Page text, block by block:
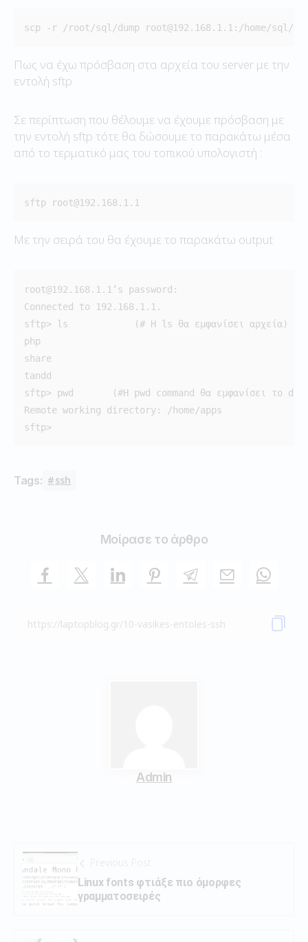
scp -r /root/sql/dump root@192.168.1.1:/home/sql/
Πως να έχω πρόσβαση στα αρχεία του server με την
εντολή sftp
Σε περίπτωση που θέλουμε να έχουμε πρόσβαση με
την εντολή sftp τότε θα δώσουμε το παρακάτω μέσα
από το τερματικό μας του τοπικού υπολογιστή :
sftp root@192.168.1.1
Με την σειρά του θα έχουμε το παρακάτω output
root@192.168.1.1’s password:
Connected to 192.168.1.1.
sftp> ls            (# Η ls θα εμφανίσει αρχεία)
php
share
tandd
sftp> pwd       (#Η pwd command θα εμφανίσει το
Remote working directory: /home/apps
sftp>
Tags: ssh
Μοίρασε το άρθρο
Admin
Previous Post
Linux fonts φτιάξε πιο όμορφες
γραμματοσειρές